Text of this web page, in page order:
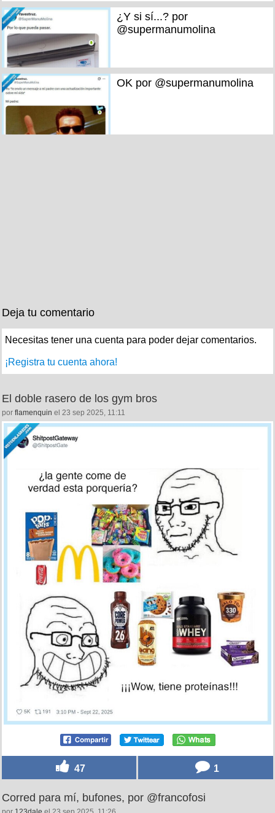
¿Y si sí...? por
@supermanumolina
OK por @supermanumolina
Deja tu comentario
Necesitas tener una cuenta para poder dejar comentarios.
¡Registra tu cuenta ahora!
El doble rasero de los gym bros
por flamenquin el 23 sep 2025, 11:11
47 1
Corred para mí, bufones, por @francofosi